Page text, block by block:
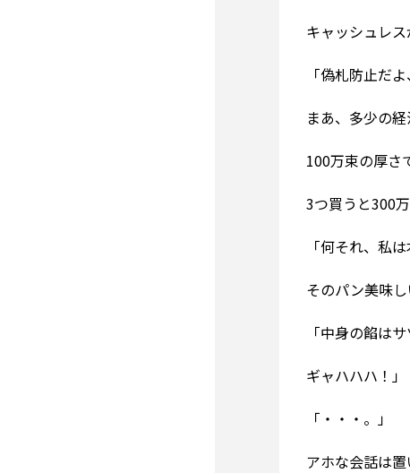
キャッシュレス
「偽札防止だ
まあ、多少の
100万束の厚さ
3つ買うと300万
「何それ、私
そのパン美味し
「中身の餡は
ギャハハハ！」
「・・・。」
アホな会話は